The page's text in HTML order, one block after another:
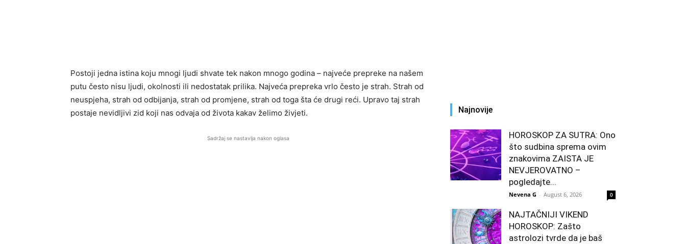
Postoji jedna istina koju mnogi ljudi shvate tek nakon mnogo godina – najveće prepreke na našem
putu često nisu ljudi, okolnosti ili nedostatak prilika. Najveća prepreka vrlo često je strah. Strah od
neuspjeha, strah od odbijanja, strah od promjene, strah od toga šta će drugi reći. Upravo taj strah
postaje nevidljivi zid koji nas odvaja od života kakav želimo živjeti.
Sadržaj se nastavlja nakon oglasa
Najnovije
HOROSKOP ZA SUTRA: Ono
što sudbina sprema ovim
znakovima ZAISTA JE
NEVJEROVATNO –
pogledajte...
Nevena G - August 6, 2026 0
NAJTAČNIJI VIKEND
HOROSKOP: Zašto
astrolozi tvrde da je baš